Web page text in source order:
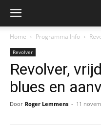
Home Programma Info
Revolver
Revolver,
blues en
Door Roger Lemmens - 11